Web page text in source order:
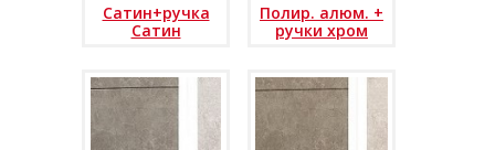
Сатин+ручка
Сатин
Полир. алюм. +
ручки хром